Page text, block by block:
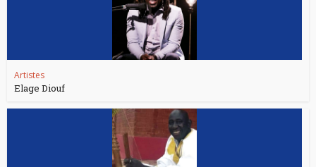
Artistes
Elage Diouf